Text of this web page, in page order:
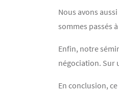
Nous avons
sommes passés
Enfin, notre
négociation. Sur
En conclusion,